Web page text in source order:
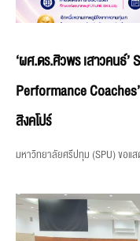
‘ผศ.ดร.ศิวพร เสาวคนธ์’
Performance
สิงคโปร์
มหาวิทยาลัยศรีปทุม (SPU) ขอแ